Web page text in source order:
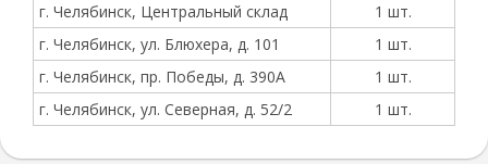
г. Челябинск, Центральный склад
1 шт.
г. Челябинск, ул. Блюхера, д. 101
1 шт.
г. Челябинск, пр. Победы, д. 390А
1 шт.
г. Челябинск, ул. Северная, д. 52/2
1 шт.